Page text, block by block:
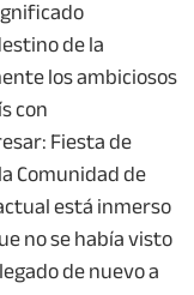
de la
los ambiciosos
con
Fiesta de
Comunidad de
está inmerso
no se había visto
de nuevo a